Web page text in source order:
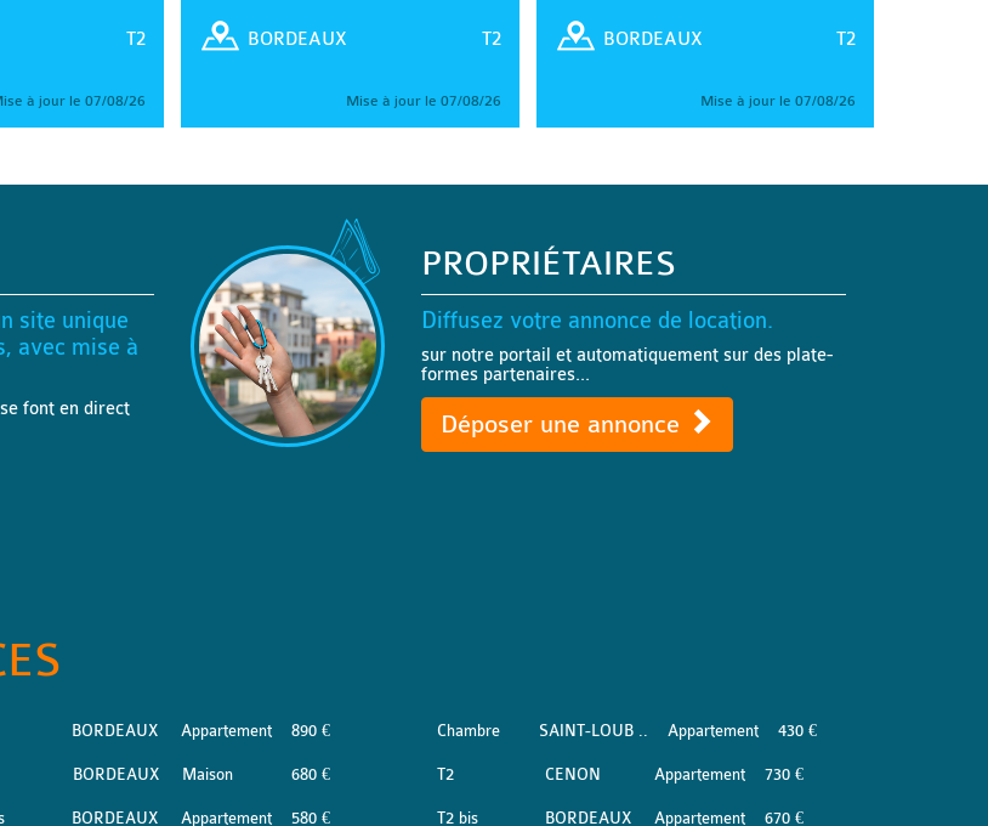
T2
à jour le 07/08/26
T2
BORDEAUX
Mise à jour le 07/08/26
T2
BORDEAUX
Mise à jour le 07/08/26
site unique
avec mise à
font en direct
PROPRIÉTAIRES
Diffusez votre annonce de location.
sur notre portail et automatiquement sur des plate-
formes partenaires...
Déposer une annonce
BORDEAUX Appartement 890 €
BORDEAUX Maison 680 €
BORDEAUX Appartement 580 €
Chambre SAINT-LOUB .. Appartement 430 €
T2 CENON Appartement 730 €
T2 bis BORDEAUX Appartement 670 €